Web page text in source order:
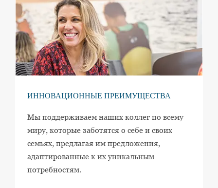
ИННОВАЦИОННЫЕ ПРЕИМУЩЕСТВА
Мы поддерживаем наших коллег по всему
миру, которые заботятся о себе и своих
семьях, предлагая им предложения,
адаптированные к их уникальным
потребностям.